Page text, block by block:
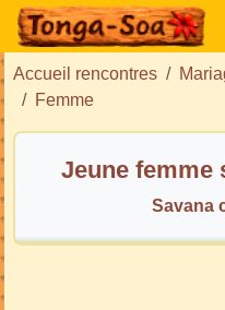
Accueil rencontres
Femme
Jeune femme
Savana